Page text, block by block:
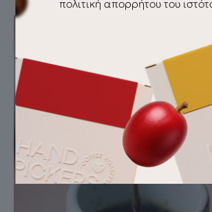
πολιτική απορρήτου του